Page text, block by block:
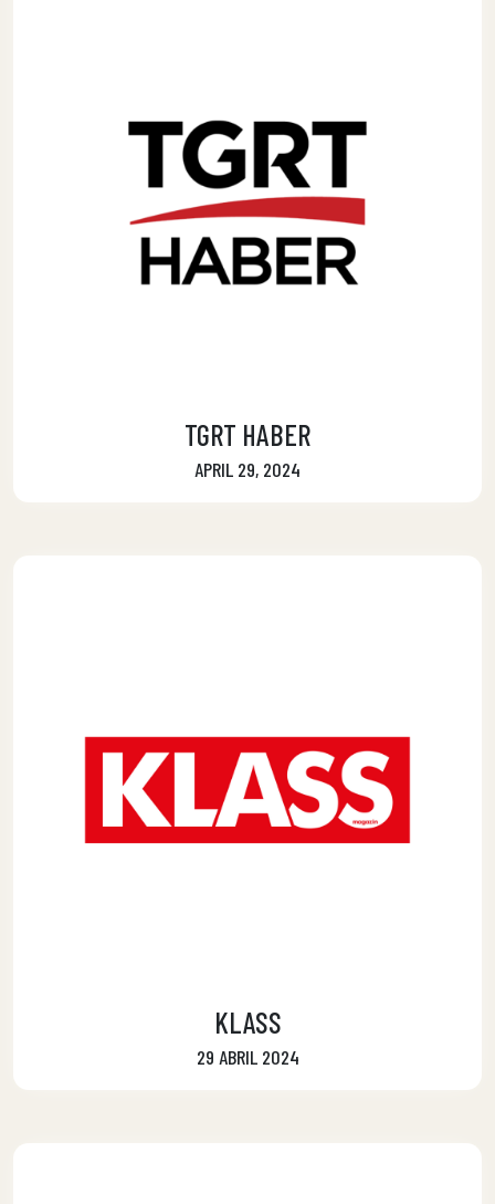
TGRT HABER
APRIL 29, 2024
KLASS
29 ABRIL 2024